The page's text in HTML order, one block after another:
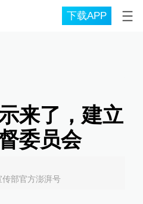
下载APP
来了，建立
委员会
部官方澎湃号